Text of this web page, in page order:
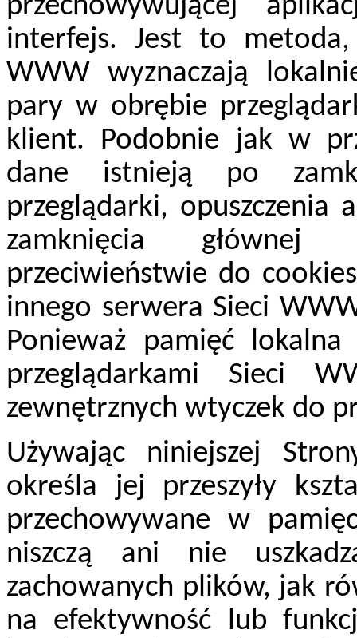
przechowywującej
interfejs. Jest to
WWW wyznaczają
pary w obrębie
klient. Podobnie jak w
dane istnieją po
przeglądarki,
zamknięcia głównej
przeciwieństwie do
innego serwera Sieci
Ponieważ pamięć
przeglądarkami Sieci
zewnętrznych wtyczek do
Używając niniejszej
określa jej przeszyły
przechowywane w
niszczą ani nie
zachowanych plików, jak
na efektywność lub